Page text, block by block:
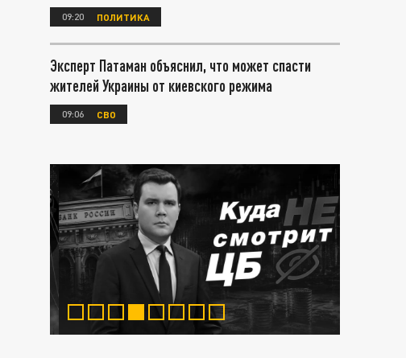
09:20 ПОЛИТИКА
Эксперт Патаман объяснил, что может спасти
жителей Украины от киевского режима
09:06 СВО